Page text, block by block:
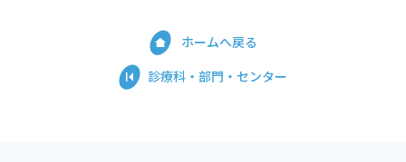
診療科・部門・センター
ホームへ戻る